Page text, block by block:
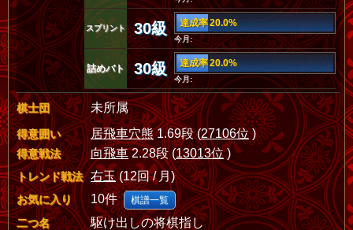
スプリント 30級 達成率 20.0%
今月:
詰めバト 30級 達成率 20.0%
今月:
棋士団 未所属
得意囲い 居飛車穴熊1.69段 (27106位)
得意戦法 向飛車2.28段 (13013位)
トレンド戦法 右玉(12回 / 月)
お気に入り 10件 棋譜一覧
二つ名 駆け出しの将棋指し